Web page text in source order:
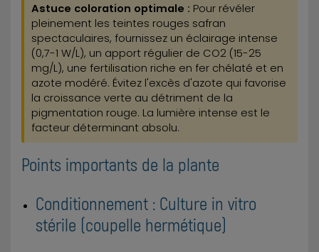
Astuce coloration optimale : Pour révéler
pleinement les teintes rouges safran
spectaculaires, fournissez un éclairage intense
(0,7-1 W/L), un apport régulier de CO2 (15-25
mg/L), une fertilisation riche en fer chélaté et en
azote modéré. Évitez l'excès d'azote qui favorise
la croissance verte au détriment de la
pigmentation rouge. La lumière intense est le
facteur déterminant absolu.
Points importants de la plante
Conditionnement : Culture in vitro
stérile (coupelle hermétique)